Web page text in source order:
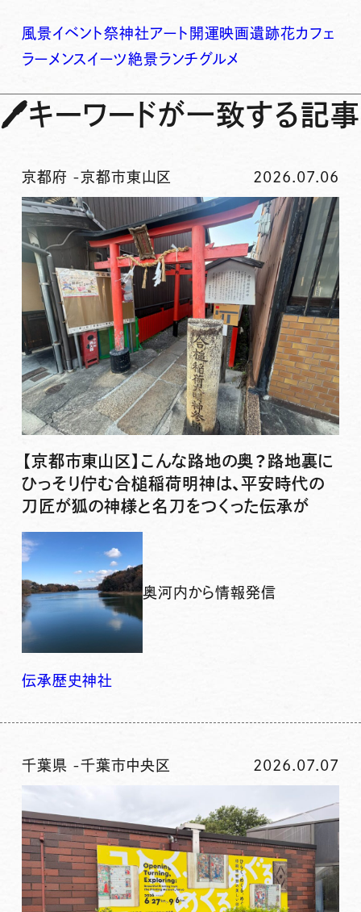
風景イベント祭神社アート 開運映画遺跡花カフェ
ラーメンスイーツ絶景ランチグルメ
🖊キーワードが一致する記事
京都府 -京都市東山区 2026.07.06
【京都市東山区】こんな路地の奥？路地裏に
ひっそり佇む合槌稲荷明神は、平安時代の
刀匠が狐の神様と名刀をつくった伝承が
奥河内から情報発信
伝承歴史神社
千葉県 -千葉市中央区 2026.07.07